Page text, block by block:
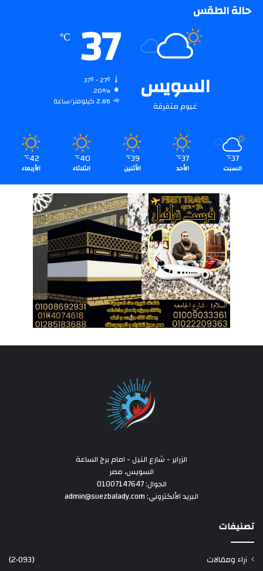
حالة الطقس
السويس
غيوم متفرقة
37
℃
20%
2.86 كيلومتر/ساعة
37
℃
السبت
37
℃
الأحد
39
℃
الأثنين
40
℃
الثلاثاء
42
℃
الأربعاء
الزراير - شارع النيل - امام برج الساعة
السويس، مصر
الجوال: 01007147647
البريد الألكتروني: admin@suezbalady.com
تصنيفات
آراء ومقالات
(2٬093)